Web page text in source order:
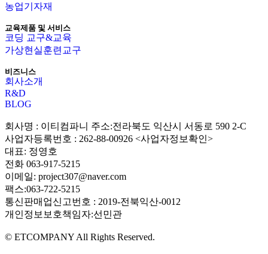
농업기자재
교육제품 및 서비스
코딩 교구&교육
가상현실훈련교구
비즈니스
회사소개
R&D
BLOG
회사명 : 이티컴파니 주소:전라북도 익산시 서동로 590 2-C
사업자등록번호 : 262-88-00926 <사업자정보확인>
대표: 정영호
전화 063-917-5215
이메일: project307@naver.com
팩스:063-722-5215
통신판매업신고번호 : 2019-전북익산-0012
개인정보보호책임자:선민관
© ETCOMPANY All Rights Reserved.